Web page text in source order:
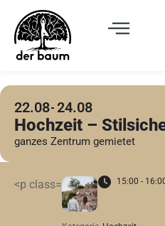
22.08 24.08
Hochzeit –
ganzes Zentrum gemietet
<p class= 15:00 -